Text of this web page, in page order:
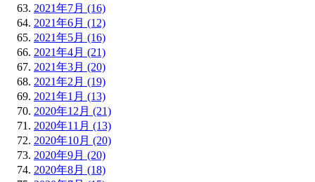
2021年7月 (16)
2021年6月 (12)
2021年5月 (16)
2021年4月 (21)
2021年3月 (20)
2021年2月 (19)
2021年1月 (13)
2020年12月 (21)
2020年11月 (13)
2020年10月 (20)
2020年9月 (20)
2020年8月 (18)